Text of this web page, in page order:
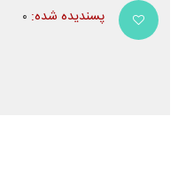
پسندیده شده: